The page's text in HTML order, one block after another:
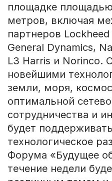
площадке
метров, включая
партнеров
General Dynamics,
L3 Harris и Norinco.
новейшими
земли, моря,
оптимальной
сотрудничества и
будет
технологическое
Форума «Будущее
течение недели